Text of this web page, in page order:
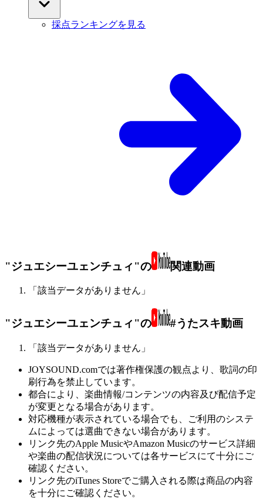
採点ランキングを見る
"ジュエシーユェンチュィ"の 関連動画
「該当データがありません」
"ジュエシーユェンチュィ"の #うたスキ動画
「該当データがありません」
JOYSOUND.comでは著作権保護の観点より、歌詞の印
刷行為を禁止しています。
都合により、楽曲情報/コンテンツの内容及び配信予定
が変更となる場合があります。
対応機種が表示されている場合でも、ご利用のシステ
ムによっては選曲できない場合があります。
リンク先のApple MusicやAmazon Musicのサービス詳細
や楽曲の配信状況については各サービスにて十分にご
確認ください。
リンク先のiTunes Storeでご購入される際は商品の内容
を十分にご確認ください。